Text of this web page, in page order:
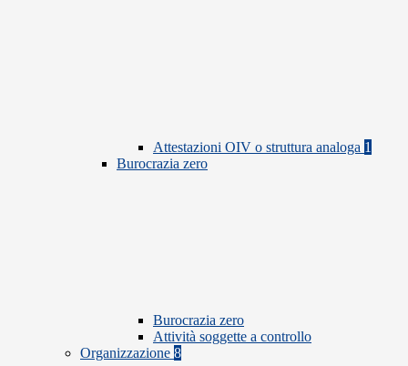
Attestazioni OIV o struttura analoga 1
Burocrazia zero
Burocrazia zero
Attività soggette a controllo
Organizzazione 8